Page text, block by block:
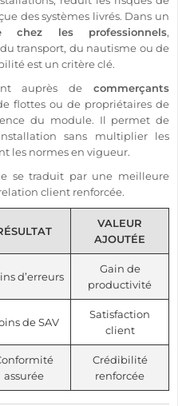
des systèmes livrés. Dans un
chez les professionnels,
transport, du nautisme ou de
est un critère clé.
auprès de commerçants
flottes ou de propriétaires de
du module. Il permet de
sans multiplier les
les normes en vigueur.
se traduit par une meilleure
client renforcée.
VALEUR
AJOUTÉE
d’erreurs
Gain de
productivité
de SAV
Satisfaction
client
assurée
Crédibilité
renforcée